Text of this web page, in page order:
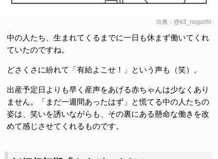
出典： @e3_noguchi
中の人たち、生まれてくるまでに一日も休まず働いてくれ
ていたのですね。
どさくさに紛れて「有給よこせ！」という声も（笑）。
出産予定日よりも早く産声をあげる赤ちゃんは少なくあり
ません。「まだ一週間あったはず」と慌てる中の人たちの
姿は、笑いを誘いながらも、その裏にある懸命な働きを改
めて感じさせてくれるものです。